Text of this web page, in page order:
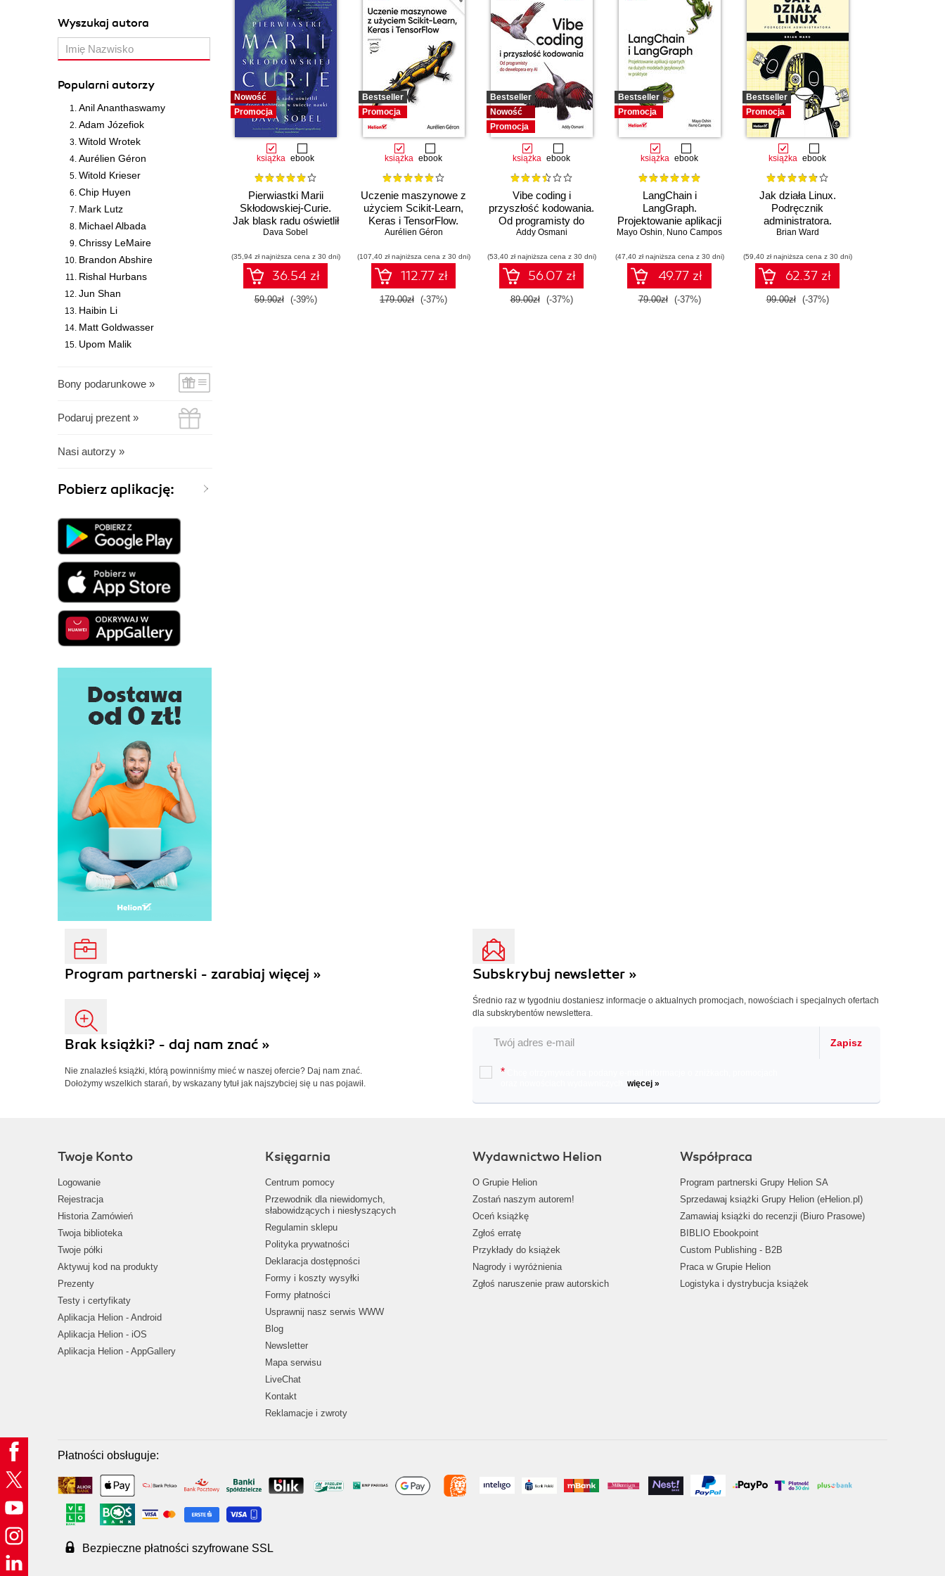
Wyszukaj autora
Popularni autorzy
Anil Ananthaswamy
Adam Józefiok
Witold Wrotek
Aurélien Géron
Witold Krieser
Chip Huyen
Mark Lutz
Michael Albada
Chrissy LeMaire
Brandon Abshire
Rishal Hurbans
Jun Shan
Haibin Li
Matt Goldwasser
Upom Malik
Bony podarunkowe »
Podaruj prezent »
Nasi autorzy »
Pobierz aplikację:
Nowość
Promocja
książka ebook
Pierwiastki Marii
Skłodowskiej-Curie.
Jak blask radu oświetlił
drogę kobietom w
Dava Sobel
(35,94 zł najniższa cena z 30 dni)
36.54 zł
59.90zł (-39%)
Bestseller
Promocja
książka ebook
Uczenie maszynowe z
użyciem Scikit-Learn,
Keras i TensorFlow.
Wydanie III
Aurélien Géron
(107,40 zł najniższa cena z 30 dni)
112.77 zł
179.00zł (-37%)
Bestseller
Nowość
Promocja
książka ebook
Vibe coding i
przyszłość kodowania.
Od programisty do
dewelopera ery AI
Addy Osmani
(53,40 zł najniższa cena z 30 dni)
56.07 zł
89.00zł (-37%)
Bestseller
Promocja
książka ebook
LangChain i
LangGraph.
Projektowanie aplikacji
opartych na dużych
w praktyce
Mayo Oshin, Nuno Campos
(47,40 zł najniższa cena z 30 dni)
49.77 zł
79.00zł (-37%)
Bestseller
Promocja
książka ebook
Jak działa Linux.
Podręcznik
administratora.
Wydanie III
Brian Ward
(59,40 zł najniższa cena z 30 dni)
62.37 zł
99.00zł (-37%)
Program partnerski - zarabiaj więcej »
Brak książki? - daj nam znać »
Nie znalazłeś książki, którą powinniśmy mieć w naszej ofercie? Daj nam znać.
Dołożymy wszelkich starań, by wskazany tytuł jak najszybciej się u nas pojawił.
Subskrybuj newsletter »
Średnio raz w tygodniu dostaniesz informacje o aktualnych promocjach, nowościach i specjalnych ofertach
dla subskrybentów newslettera.
Zapisz
*
więcej »
Twoje Konto
Logowanie
Rejestracja
Historia Zamówień
Twoja biblioteka
Twoje półki
Aktywuj kod na produkty
Prezenty
Testy i certyfikaty
Aplikacja Helion - Android
Aplikacja Helion - iOS
Aplikacja Helion - AppGallery
Księgarnia
Centrum pomocy
Przewodnik dla niewidomych,
słabowidzących i niesłyszących
Regulamin sklepu
Polityka prywatności
Deklaracja dostępności
Formy i koszty wysyłki
Formy płatności
Usprawnij nasz serwis WWW
Blog
Newsletter
Mapa serwisu
LiveChat
Kontakt
Reklamacje i zwroty
Wydawnictwo Helion
O Grupie Helion
Zostań naszym autorem!
Oceń książkę
Zgłoś erratę
Przykłady do książek
Nagrody i wyróżnienia
Zgłoś naruszenie praw autorskich
Współpraca
Program partnerski Grupy Helion SA
Sprzedawaj książki Grupy Helion (eHelion.pl)
Zamawiaj książki do recenzji (Biuro Prasowe)
BIBLIO Ebookpoint
Custom Publishing - B2B
Praca w Grupie Helion
Logistyka i dystrybucja książek
Płatności obsługuje:
Bezpieczne płatności szyfrowane SSL